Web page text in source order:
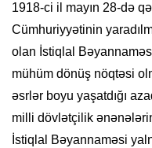
1918-ci il mayın 28-də
Cümhuriyyətinin
olan İstiqlal
mühüm dönüş nöqtəsi
əsrlər boyu yaşatdığı
milli dövlətçilik
İstiqlal Bəyannaməsi